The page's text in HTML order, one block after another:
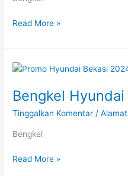
Read More »
Bengkel
Tinggalkan Komentar /
Bengkel
Bengkel
Kalimalang
Read More »